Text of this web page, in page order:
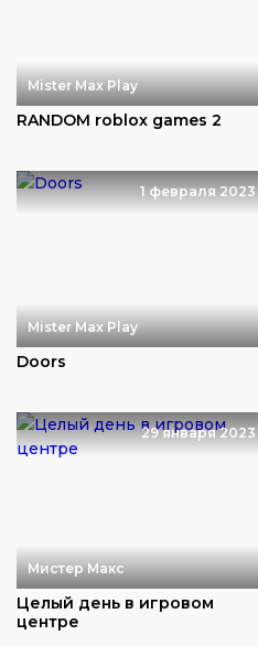
Mister Max Play
RANDOM roblox games 2
1 февраля 2023
Mister Max Play
Doors
29 января 2023
Мистер Макс
Целый день в игровом
центре